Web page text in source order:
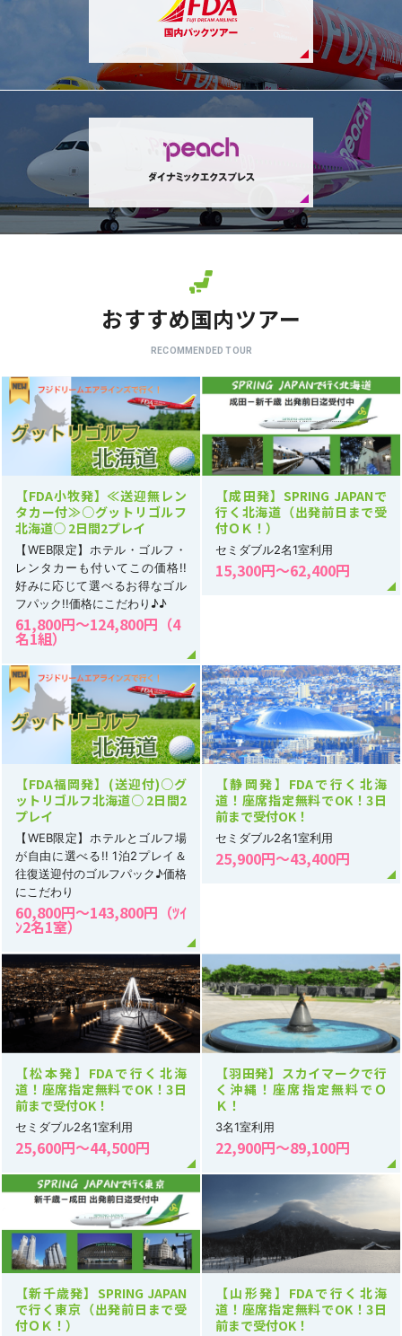
おすすめ国内ツアー
RECOMMENDED TOUR
【FDA小牧発】≪送迎無レン
タカー付≫○グットリゴルフ
北海道○ 2日間2プレイ
【WEB限定】ホテル・ゴルフ・
レンタカーも付いてこの価格!!
好みに応じて選べるお得なゴル
フパック!!価格にこだわり♪♪
61,800円～124,800円（4
名1組）
【成田発】SPRING JAPANで
行く北海道（出発前日まで受
付ＯＫ！）
セミダブル2名1室利用
15,300円～62,400円
【FDA福岡発】(送迎付)○グ
ットリゴルフ北海道○ 2日間2
プレイ
【WEB限定】ホテルとゴルフ場
が自由に選べる!! 1泊2プレイ＆
往復送迎付のゴルフパック♪価格
にこだわり
60,800円～143,800円（ﾂｲ
ﾝ2名1室）
【静岡発】FDAで行く北海
道！座席指定無料でOK！3日
前まで受付OK！
セミダブル2名1室利用
25,900円～43,400円
【松本発】FDAで行く北海
道！座席指定無料でOK！3日
前まで受付OK！
セミダブル2名1室利用
25,600円～44,500円
【羽田発】スカイマークで行
く沖縄！座席指定無料でＯ
Ｋ！
3名1室利用
22,900円～89,100円
【新千歳発】SPRING JAPAN
で行く東京（出発前日まで受
付ＯＫ！）
【山形発】FDAで行く北海
道！座席指定無料でOK！3日
前まで受付OK！